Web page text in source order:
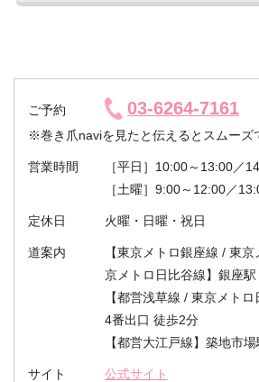
ご予約 03-6264-7161
※巻き爪naviを見たと伝えるとスムーズ
営業時間
［平日］10:00～13:00／
［土曜］9:00～12:00／
定休日 火曜・日曜・祝日
道案内
【東京メトロ銀座線 / 東
京メトロ日比谷線】銀座
【都営浅草線 / 東京メト
4番出口 徒歩2分
【都営大江戸線】築地市
サイト 公式サイト